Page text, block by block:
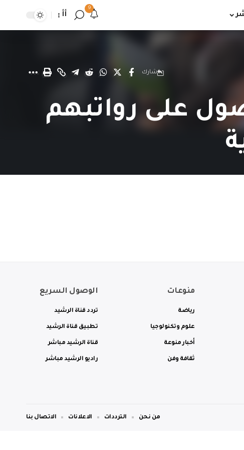
9
أأ
شارك
على رواتبهم
منوعات
رياضة
علوم وتكنولوجيا
أخبار منوعة
ثقافة وفن
الوصول السريع
تردد قناة الرشيد
تطبيق قناة الرشيد
قناة الرشيد مباشر
راديو الرشيد مباشر
من نحن الترددات الاعلانات الاتصال بنا